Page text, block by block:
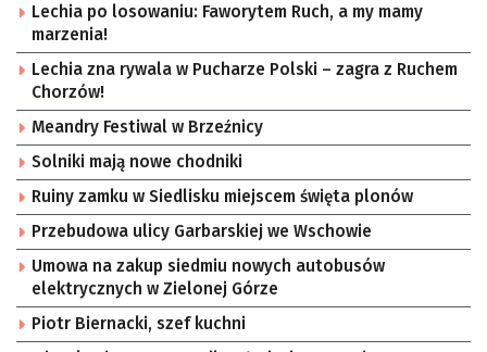
Lechia po losowaniu: Faworytem Ruch, a my mamy
marzenia!
Lechia zna rywala w Pucharze Polski – zagra z Ruchem
Chorzów!
Meandry Festiwal w Brzeźnicy
Solniki mają nowe chodniki
Ruiny zamku w Siedlisku miejscem święta plonów
Przebudowa ulicy Garbarskiej we Wschowie
Umowa na zakup siedmiu nowych autobusów
elektrycznych w Zielonej Górze
Piotr Biernacki, szef kuchni